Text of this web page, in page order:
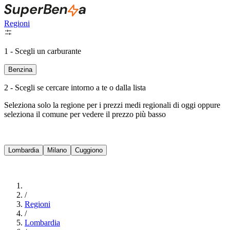
Regioni
1 - Scegli un carburante
Benzina
2 - Scegli se cercare intorno a te o dalla lista
Seleziona solo la regione per i prezzi medi regionali di oggi oppure
seleziona il comune per vedere il prezzo più basso
Lombardia Milano Cuggiono
/
Regioni
/
Lombardia